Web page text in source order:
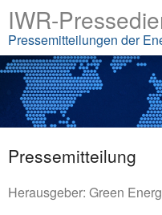
IWR-
Pressemitteilungen der
Pressemitteilung
Herausgeber: Green